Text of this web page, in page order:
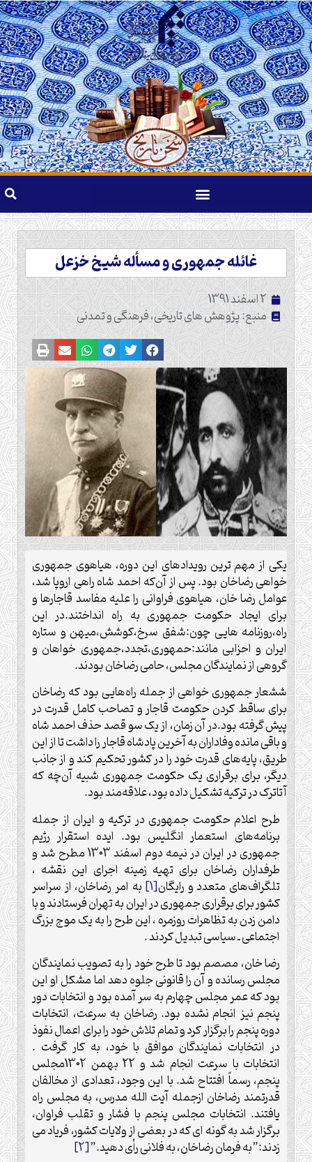
غائله جمهوری و مسأله شیخ خزعل
2 اسفند 1391
منبع: پژوهش های تاریخی، فرهنگی و تمدنی
یکی از مهم ترین رویدادهای این دوره، هیاهوی جمهوری
خواهی رضاخان بود. پس از آن‌که احمد شاه راهی اروپا شد،
عوامل رضا خان، هیاهوی فراوانی را علیه مفاسد قاجارها و
برای ایجاد حکومت جمهوری به راه انداختند.در این
راه،روزنامه هایی چون:شفق سرخ،کوشش،میهن و ستاره
ایران و احزابی مانند:حمهوری،تجدد،جمهوری خواهان و
گروهی از نمایندگان مجلس، حامی رضاخان بودند.
ششعار جمهوری خواهی از جمله راه‌هایی بود که رضاخان
برای ساقط کردن حکومت قاجار و تصاحب کامل قدرت در
پیش گرفته بود.در آن زمان، از یک سو قصد حذف احمد شاه
و باقی مانده وفاداران به آخرین پادشاه قاجار را داشت تا از این
طریق، پایه‌های قدرت خود را در کشور تحکیم کند و از جانب
دیگر، برای برقراری یک حکومت جمهوری شبیه آن‌چه که
آتاترک در ترکیه تشکیل داده بود، علاقه‌مند بود.
طرح اعلام حکومت جمهوری در ترکیه و ایران از جمله
برنامه‌های استعمار انگلیس بود. ایده استقرار رژیم
جمهوری در ایران در نیمه دوم اسفند 1303 مطرح شد و
طرفداران رضاخان برای تهیه زمینه اجرای این نقشه ،
تلگراف‌های متعدد و رایگان[1]به امر رضاخان، از سراسر
کشور برای برقراری جمهوری در ایران به تهران فرستادند و با
دامن زدن به تظاهرات روزمره ، این طرح را به یک موج بزرگ
اجتماعی ـ سیاسی تبدیل کردند .
رضا خان، مصصم بود تا طرح خود را به تصویب نمایندگان
مجلس رسانده و آن را قانونی جلوه دهد اما مشکل او این
بود که عمر مجلس چهارم به سر آمده بود و انتخابات دور
پنجم نیز انجام نشده بود. رضاخان به سرعت، انتخابات
دوره پنجم را برگزار کرد و تمام تلاش خود را برای اعمال نفوذ
در انتخابات نمایندگان موافق با خود، به کار گرفت .
انتخابات با سرعت انجام شد و 22 بهمن 1302مجلس
پنجم، رسماً افتتاح شد. با این وجود، تعدادی از مخالفان
قدرتمند رضاخان ازجمله آیت الله مدرس، به مجلس راه
یافتند. انتخابات مجلس پنجم با فشار و تقلب فراوان،
برگزار شد به گونه ای که در بعضی از ولایات کشور، فریاد می
زدند:”به فرمان رضاخان، به فلانی رأی دهید.”[2]